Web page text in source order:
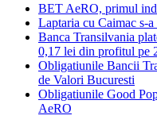
BET AeRO, primul
Laptaria cu Caimac s-
Banca Transilvania
0,17 lei din profitul pe
Obligatiunile Bancii
de Valori Bucuresti
Obligatiunile Good
AeRO